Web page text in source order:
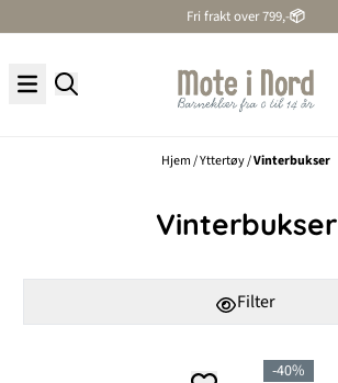
Fri frakt over 799,-📦
Hjem/Yttertøy/Vinterbukser
Vinterbukser
Filter
-40%